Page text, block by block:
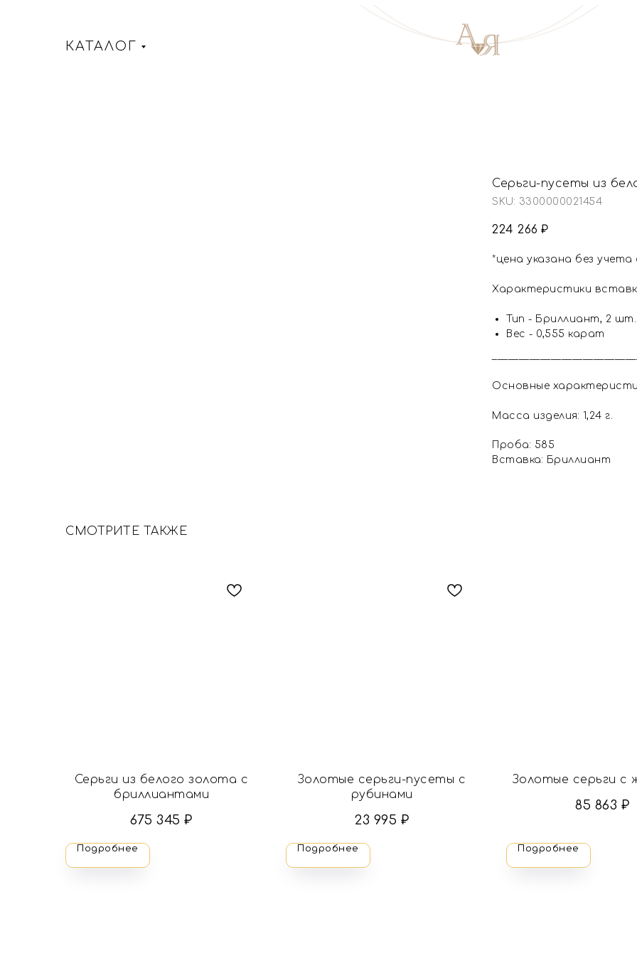
КАТАЛОГ
Серьги-пусеты из
SKU: 3300000021454
224 266 ₽
*цена указана без учета
Характеристики
Тип - Бриллиант, 2 шт.
Вес - 0,555 карат
Основные
Масса изделия: 1,24 г.
Проба: 585
Вставка: Бриллиант
СМОТРИТЕ ТАКЖЕ
Серьги из белого золота с
бриллиантами
675 345 ₽
Подробнее
Золотые серьги-пусеты с
рубинами
23 995 ₽
Подробнее
Золотые серьги с
85 863 ₽
Подробнее